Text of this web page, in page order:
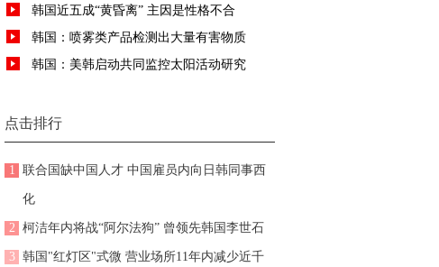
韩国近五成“黄昏离” 主因是性格不合
韩国：喷雾类产品检测出大量有害物质
韩国：美韩启动共同监控太阳活动研究
点击排行
1 联合国缺中国人才 中国雇员内向日韩同事西
化
2 柯洁年内将战“阿尔法狗” 曾领先韩国李世石
3 韩国"红灯区"式微 营业场所11年内减少近千